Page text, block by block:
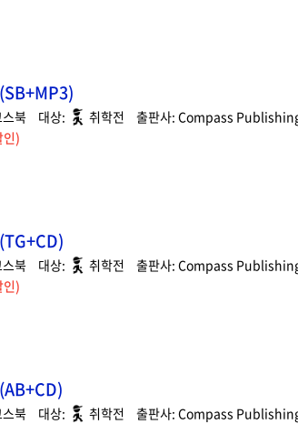
북 취학전 Compass
)
북 취학전 Compass
)
북 취학전 Compass